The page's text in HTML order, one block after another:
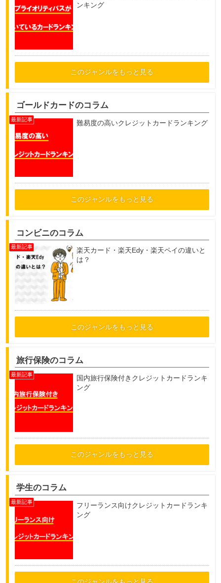
ンキング
このジャンルをもっと見る
ゴールドカードのコラム
難易度の高いクレジットカードランキング
このジャンルをもっと見る
コンビニのコラム
楽天カード・楽天Edy・楽天ペイの違いと
は？
このジャンルをもっと見る
旅行保険のコラム
国内旅行保険付きクレジットカードランキ
ング
このジャンルをもっと見る
学生のコラム
フリーランス向けクレジットカードランキ
ング